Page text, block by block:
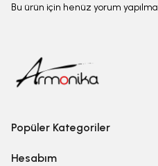
Bu ürün için henüz yorum
Popüler Kategoriler
Hesabım